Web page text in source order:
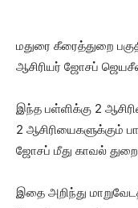
மதுரை கீரைத்துறை
ஆசிரியர் ஜோசப்
இந்த பள்ளிக்கு 2
2 ஆசிரியைகளுக்கும்
ஜோசப் மீது காவல்
இதை அறிந்து